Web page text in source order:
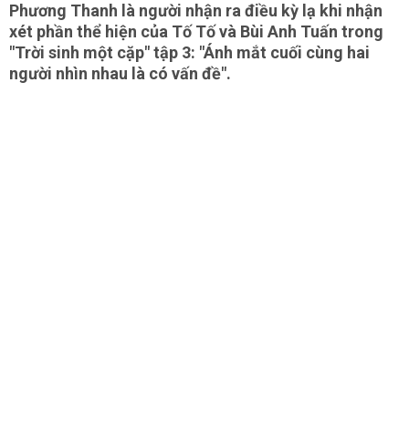
Phương Thanh là người nhận ra điều kỳ lạ khi nhận
xét phần thể hiện của Tố Tố và Bùi Anh Tuấn trong
"Trời sinh một cặp" tập 3: "Ánh mắt cuối cùng hai
người nhìn nhau là có vấn đề".